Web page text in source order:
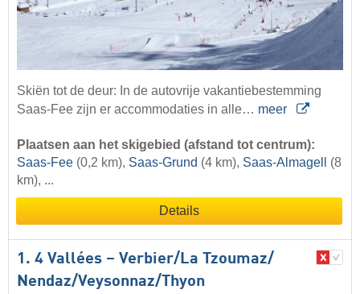
Skiën tot de deur: In de autovrije vakantiebestemming
Saas-Fee zijn er accommodaties in alle… meer
Plaatsen aan het skigebied (afstand tot centrum):
Saas-Fee (0,2 km), Saas-Grund (4 km), Saas-Almagell (8
km), ...
Details
1. 4 Vallées – Verbier/​La Tzoumaz/​
Nendaz/​Veysonnaz/​Thyon